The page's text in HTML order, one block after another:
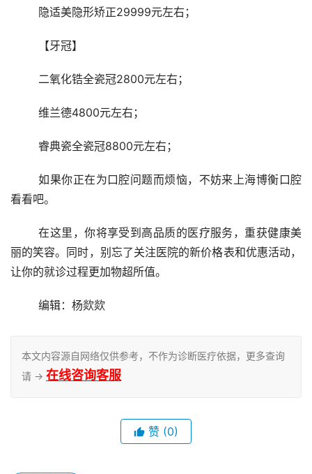
	隐适美隐形矫正29999元左右；
	【牙冠】
	二氧化锆全瓷冠2800元左右；
	维兰德4800元左右；
	睿典瓷全瓷冠8800元左右；
	如果你正在为口腔问题而烦恼，不妨来上海博衡口腔
看看吧。
	在这里，你将享受到高品质的医疗服务，重获健康美
丽的笑容。同时，别忘了关注医院的新价格表和优惠活动，
让你的就诊过程更加物超所值。
	编辑：杨欻欻
本文内容源自网络仅供参考，不作为诊断医疗依据，更多查询
请 → 在线咨询客服
赞 (0)